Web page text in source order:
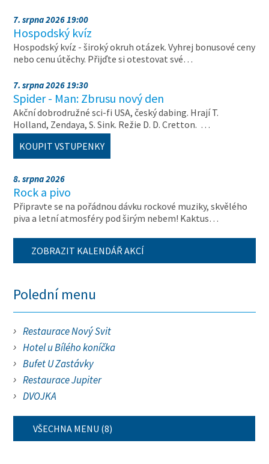
7. srpna 2026 19:00
Hospodský kvíz
Hospodský kvíz - široký okruh otázek. Vyhrej bonusové ceny
nebo cenu útěchy. Přijďte si otestovat své…
7. srpna 2026 19:30
Spider - Man: Zbrusu nový den
Akční dobrodružné sci-fi USA, český dabing. Hrají T.
Holland, Zendaya, S. Sink. Režie D. D. Cretton. …
KOUPIT VSTUPENKY
8. srpna 2026
Rock a pivo
Připravte se na pořádnou dávku rockové muziky, skvělého
piva a letní atmosféry pod širým nebem! Kaktus…
ZOBRAZIT KALENDÁŘ AKCÍ
Polední menu
Restaurace Nový Svit
Hotel u Bílého koníčka
Bufet U Zastávky
Restaurace Jupiter
DVOJKA
VŠECHNA MENU (8)